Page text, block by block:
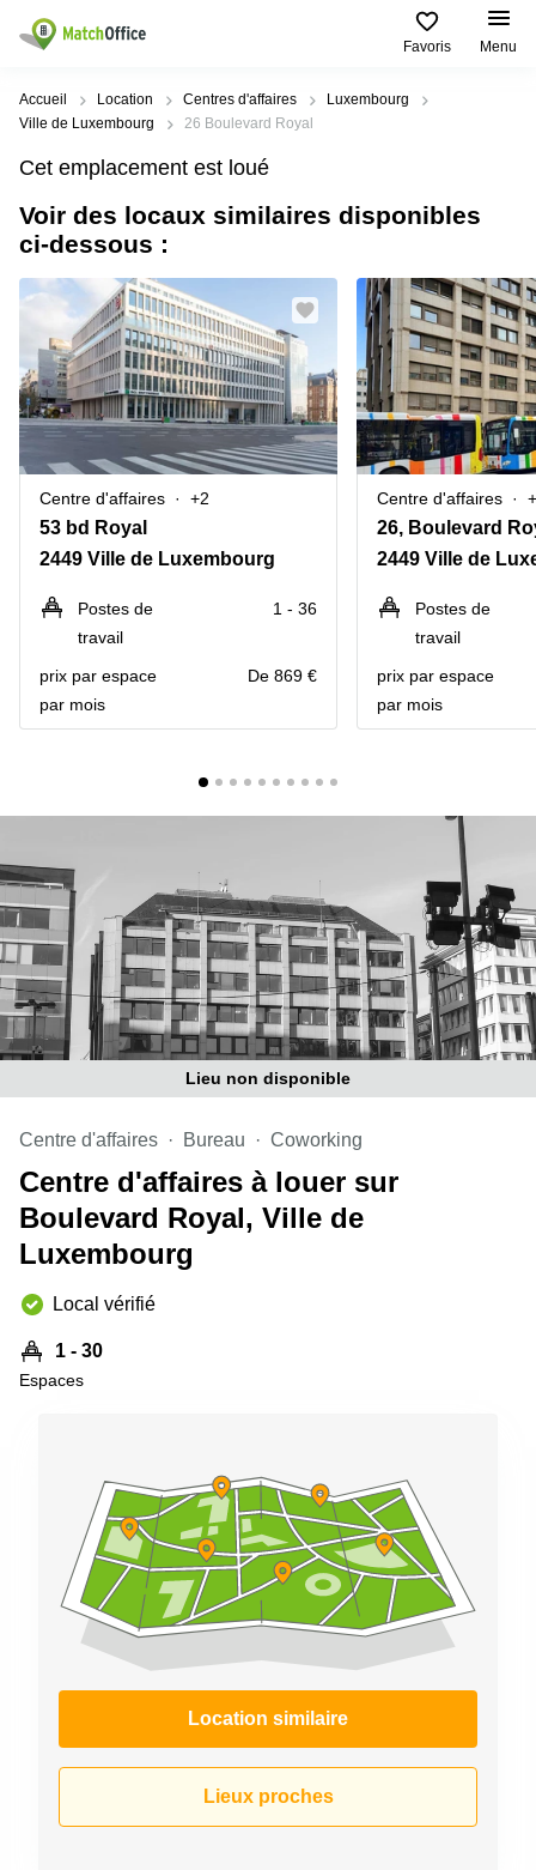
Favoris Menu
Rechercher / publier
Pages
de
Bureau
Centre
d’affaires
Coworking
Salles
de
réunion
Bureau
virtuel
Villes
Populaires
Luxembourg
sur-
Alzette
Senningerberg
Bertrange
Sandweiler
Recherches
populaires
Сoworking
Luxembourg
Salle de
réunion
Luxembourg
Coworking
Bertrange
Centre
d'affaires
Luxembourg
Bureaux
Esch-sur-
Сoworking
Sandweiler
Bureaux
Bureaux
Luxembourg
Centres
d’affaires
Bertrange
Centres
Esch-
Centres
d’affaires
Sandweiler
Aide
Qui sommes-nous?
Publier un bureau
Prix
Connexion
Choisissez une langue
Luxembourg
Accueil Location Centres d'affaires
Luxembourg
Ville de Luxembourg
26 Boulevard Royal
Cet emplacement est loué
Voir des locaux similaires disponibles
ci-dessous :
Centre d'affaires +2
53 bd Royal
2449 Ville de Luxembourg
Postes de
travail
1 - 36
prix par espace
par mois
De 869 €
Centre d'affaires
26, Boulevard
2449 Ville de
Postes de
travail
prix par espace
par mois
Lieu non disponible
Centre d'affaires Bureau Coworking
Centre d'affaires à louer sur
Boulevard Royal, Ville de
Luxembourg
Local vérifié
1 - 30
Espaces
Location similaire
Lieux proches